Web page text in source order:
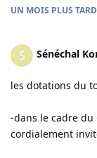
UN MOIS PLUS TARD
S Sénéchal
les dotations du
-dans le cadre
cordialement